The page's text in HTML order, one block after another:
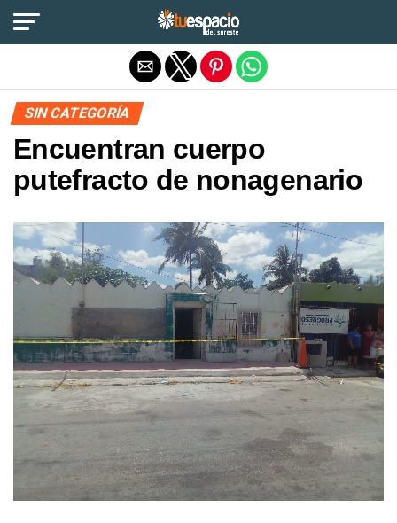
SIN CATEGORÍA
Encuentran cuerpo
putefracto de nonagenario
Salir de la versión móvil